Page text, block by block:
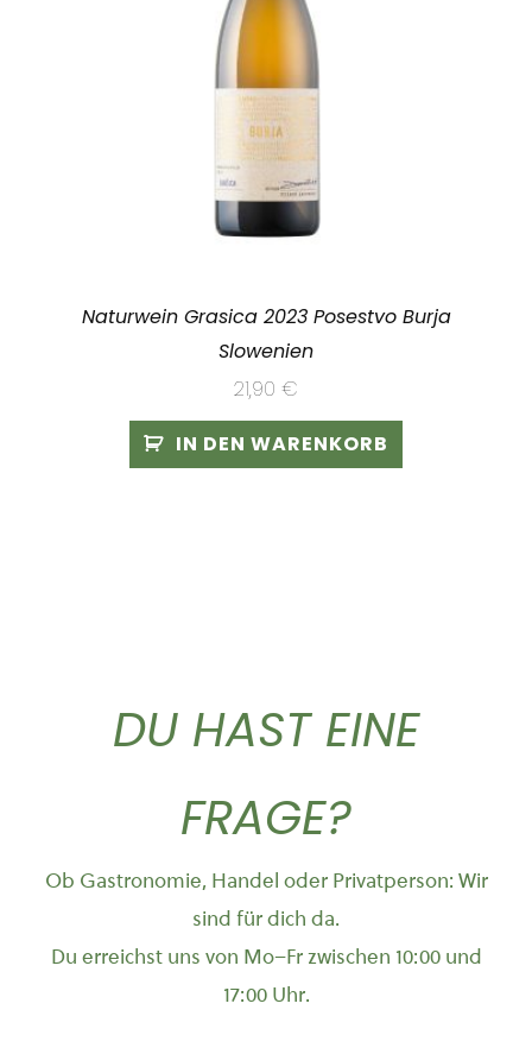
Naturwein Grasica 2023 Posestvo Burja
Slowenien
21,90 €
IN DEN WARENKORB
DU HAST EINE
FRAGE?
Ob Gastronomie, Handel oder Privatperson: Wir
sind für dich da.
Du erreichst uns von Mo–Fr zwischen 10:00 und
17:00 Uhr.